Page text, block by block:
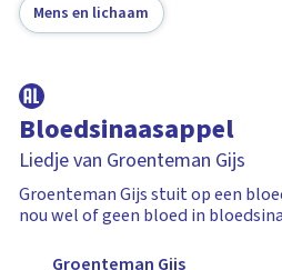
Mens en lichaam
Bloedsinaasappel
Liedje van Groenteman Gijs
Groenteman Gijs stuit op een
nou wel of geen bloed in
Groenteman Gijs